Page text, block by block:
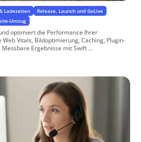
Ladezeiten
Release, Launch und GoLive
Umzug
optimiert die Performance Ihrer
Web Vitals, Bildoptimierung, Caching, Plugin-
Ergebnisse mit Swift ...